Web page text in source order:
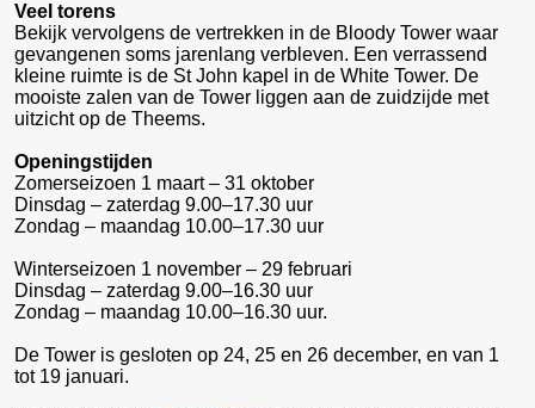
Veel torens
Bekijk vervolgens de vertrekken in de Bloody Tower waar
gevangenen soms jarenlang verbleven. Een verrassend
kleine ruimte is de St John kapel in de White Tower. De
mooiste zalen van de Tower liggen aan de zuidzijde met
uitzicht op de Theems.
Openingstijden
Zomerseizoen 1 maart – 31 oktober
Dinsdag – zaterdag 9.00–17.30 uur
Zondag – maandag 10.00–17.30 uur
Winterseizoen 1 november – 29 februari
Dinsdag – zaterdag 9.00–16.30 uur
Zondag – maandag 10.00–16.30 uur.
De Tower is gesloten op 24, 25 en 26 december, en van 1
tot 19 januari.